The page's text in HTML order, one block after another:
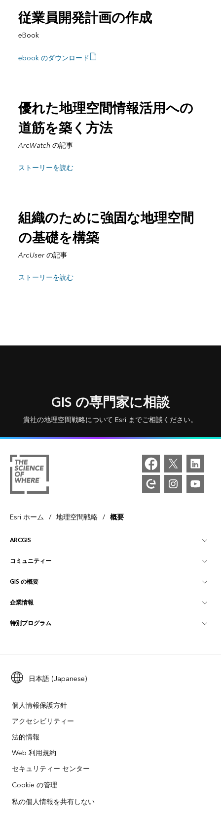
従業員開発計画の作成
eBook
ebook のダウンロード
優れた地理空間情報活用への
道筋を築く方法
ArcWatch の記事
ストーリーを読む
組織のために強固な地理空間
の基礎を構築
ArcUserの記事
ストーリーを読む
GIS の専門家に相談
貴社の地理空間戦略について Esri までご相談ください。
Esri ホーム / 地理空間戦略 / 概要
ARCGIS
ArcGIS の概要
マッピング
ArcGIS Online
開発者向けテクノロジー
ArcGIS Location Platform
ArcGIS Architecture Center
コミュニティー
Esri Community
ArcGIS ブログ
ユーザー調査およびテスト
Esri Young Professionals Network
イベント
GIS の概要
GIS とは
ロケーション インテリジェンス
トレーニング
ArcUser
ArcWatch
Esri ビデオ
企業情報
Esri について
採用情報
パートナー
企業行動規範
環境および持続可能性の取り組み
サイトマップ
特別プログラム
ArcGIS for Student Use
災害対応
教育機関
非営利組織
人種的平等
日本語 (Japanese)
個人情報保護方針
アクセシビリティー
法的情報
Web 利用規約
セキュリティー センター
Cookie の管理
私の個人情報を共有しない